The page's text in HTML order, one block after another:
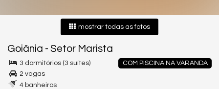
mostrar todas as fotos
Goiânia - Setor Marista
COM PISCINA NA VARANDA
3 dormitórios (3 suítes)
2 vagas
4 banheiros